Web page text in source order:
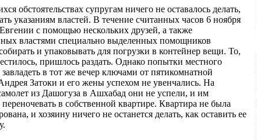
обстоятельствах супругам ничего не оставалось делать,
указаниям властей. В течение считанных часов 6 ноября
с помощью нескольких друзей, а также
властями специально выделенных помощников
и упаковывать для погрузки в контейнер вещи. То,
пришлось раздать. Однако попытки местного
завладеть в тот же вечер ключами от пятикомнатной
Затоки и его жены успехом не увенчались. На
из Дашогуза в Ашхабад они не успели, и им
в собственной квартире. Квартира не была
и хозяину ничего не останется делать, как оставить ее